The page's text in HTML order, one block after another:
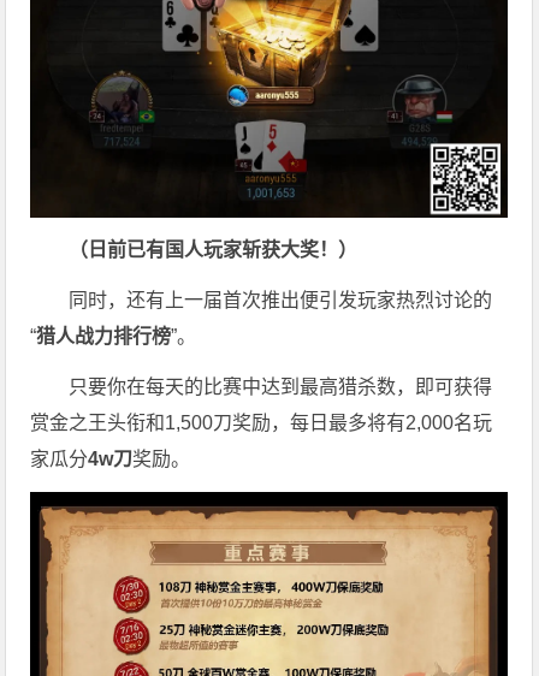
（日前已有国人玩家斩获大奖！）
同时，还有上一届首次推出便引发玩家热烈讨论的
“猎人战力排行榜”。
只要你在每天的比赛中达到最高猎杀数，即可获得
赏金之王头衔和1,500刀奖励，每日最多将有2,000名玩
家瓜分4w刀奖励。